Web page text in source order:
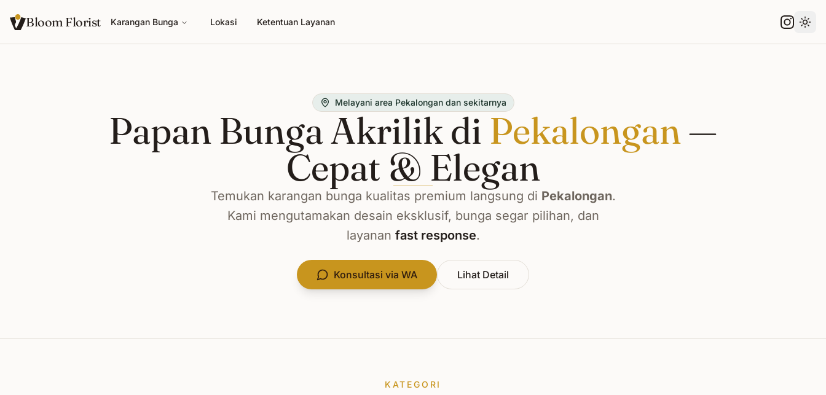
Bloom Florist Karangan Bunga Lokasi Ketentuan Layanan
Melayani area Pekalongan dan sekitarnya
Papan Bunga Akrilik di Pekalongan—
Cepat & Elegan
Temukan karangan bunga kualitas premium langsung di Pekalongan.
Kami mengutamakan desain eksklusif, bunga segar pilihan, dan
layanan fast response.
Konsultasi via WA Lihat Detail
KATEGORI